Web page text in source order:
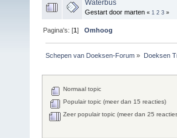
Waterbus
Gestart door marten « 1 2 3 »
Pagina's: [1]Omhoog
Schepen van Doeksen-Forum » Doeksen
Normaal topic
Populair topic (meer dan 15 reacties)
Zeer populair topic (meer dan 25